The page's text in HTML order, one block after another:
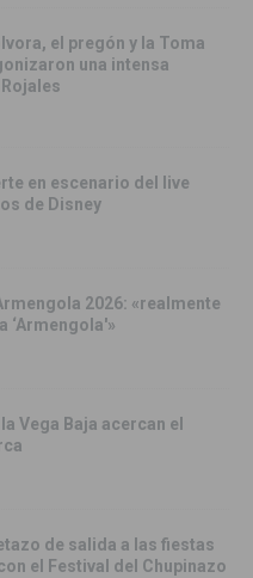
el pregón y la Toma
una intensa
en escenario del live
de Disney
2026: «realmente
‘Armengola'»
Vega Baja acercan el
de salida a las fiestas
el Festival del Chupinazo